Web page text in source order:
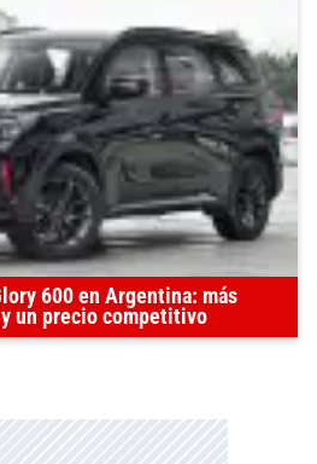
600 en Argentina: más
un precio competitivo